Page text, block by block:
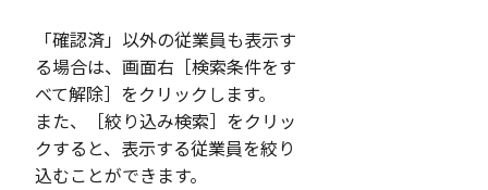
「確認済」以外の従業員も表示す
る場合は、画面右［検索条件をす
べて解除］をクリックします。
また、［絞り込み検索］をクリッ
クすると、表示する従業員を絞り
込むことができます。